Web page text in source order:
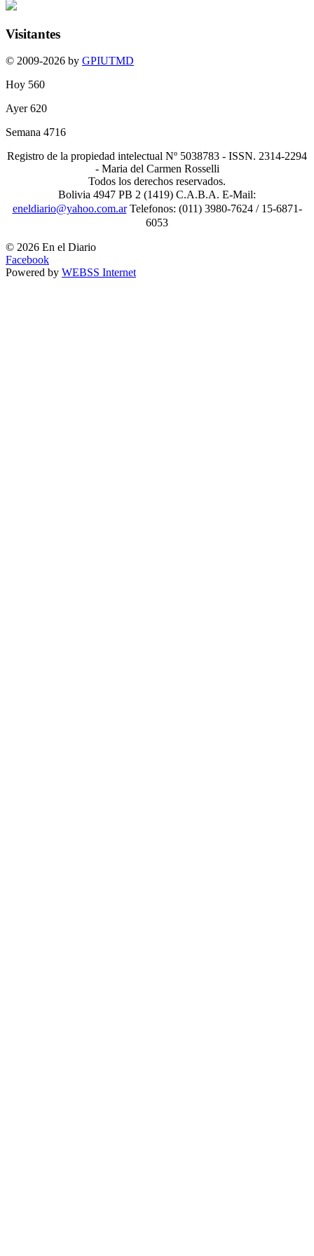
Visitantes
© 2009-2026 by GPIUTMD
Hoy 560
Ayer620
Semana 4716
Registro de la propiedad intelectual Nº 5038783 - ISSN. 2314-2294
- Maria del Carmen Rosselli
Todos los derechos reservados.
Bolivia 4947 PB 2 (1419) C.A.B.A. E-Mail:
eneldiario@yahoo.com.arTelefonos: (011) 3980-7624 / 15-6871-
6053
© 2026 En el Diario
Facebook
Powered by WEBSS Internet